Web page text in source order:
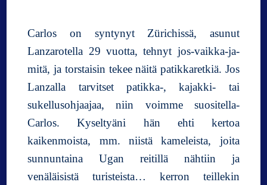
Carlos on syntynyt Zürichissä, asunut
Lanzarotella 29 vuotta, tehnyt jos-vaikka-ja-
mitä, ja torstaisin tekee näitä patikkaretkiä. Jos
Lanzalla tarvitset patikka-, kajakki- tai
sukellusohjaajaa, niin voimme suositella-
Carlos. Kyseltyäni hän ehti kertoa
kaikenmoista, mm. niistä kameleista, joita
sunnuntaina Ugan reitillä nähtiin ja
venäläisistä turisteista… kerron teillekin